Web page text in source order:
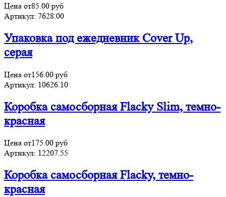
Цена от85.00 руб
Артикул: 7628.00
Упаковка под ежедневник Cover Up,
серая
Цена от156.00 руб
Артикул: 10626.10
Коробка самосборная Flacky Slim, темно-
красная
Цена от175.00 руб
Артикул: 12207.55
Коробка самосборная Flacky, темно-
красная